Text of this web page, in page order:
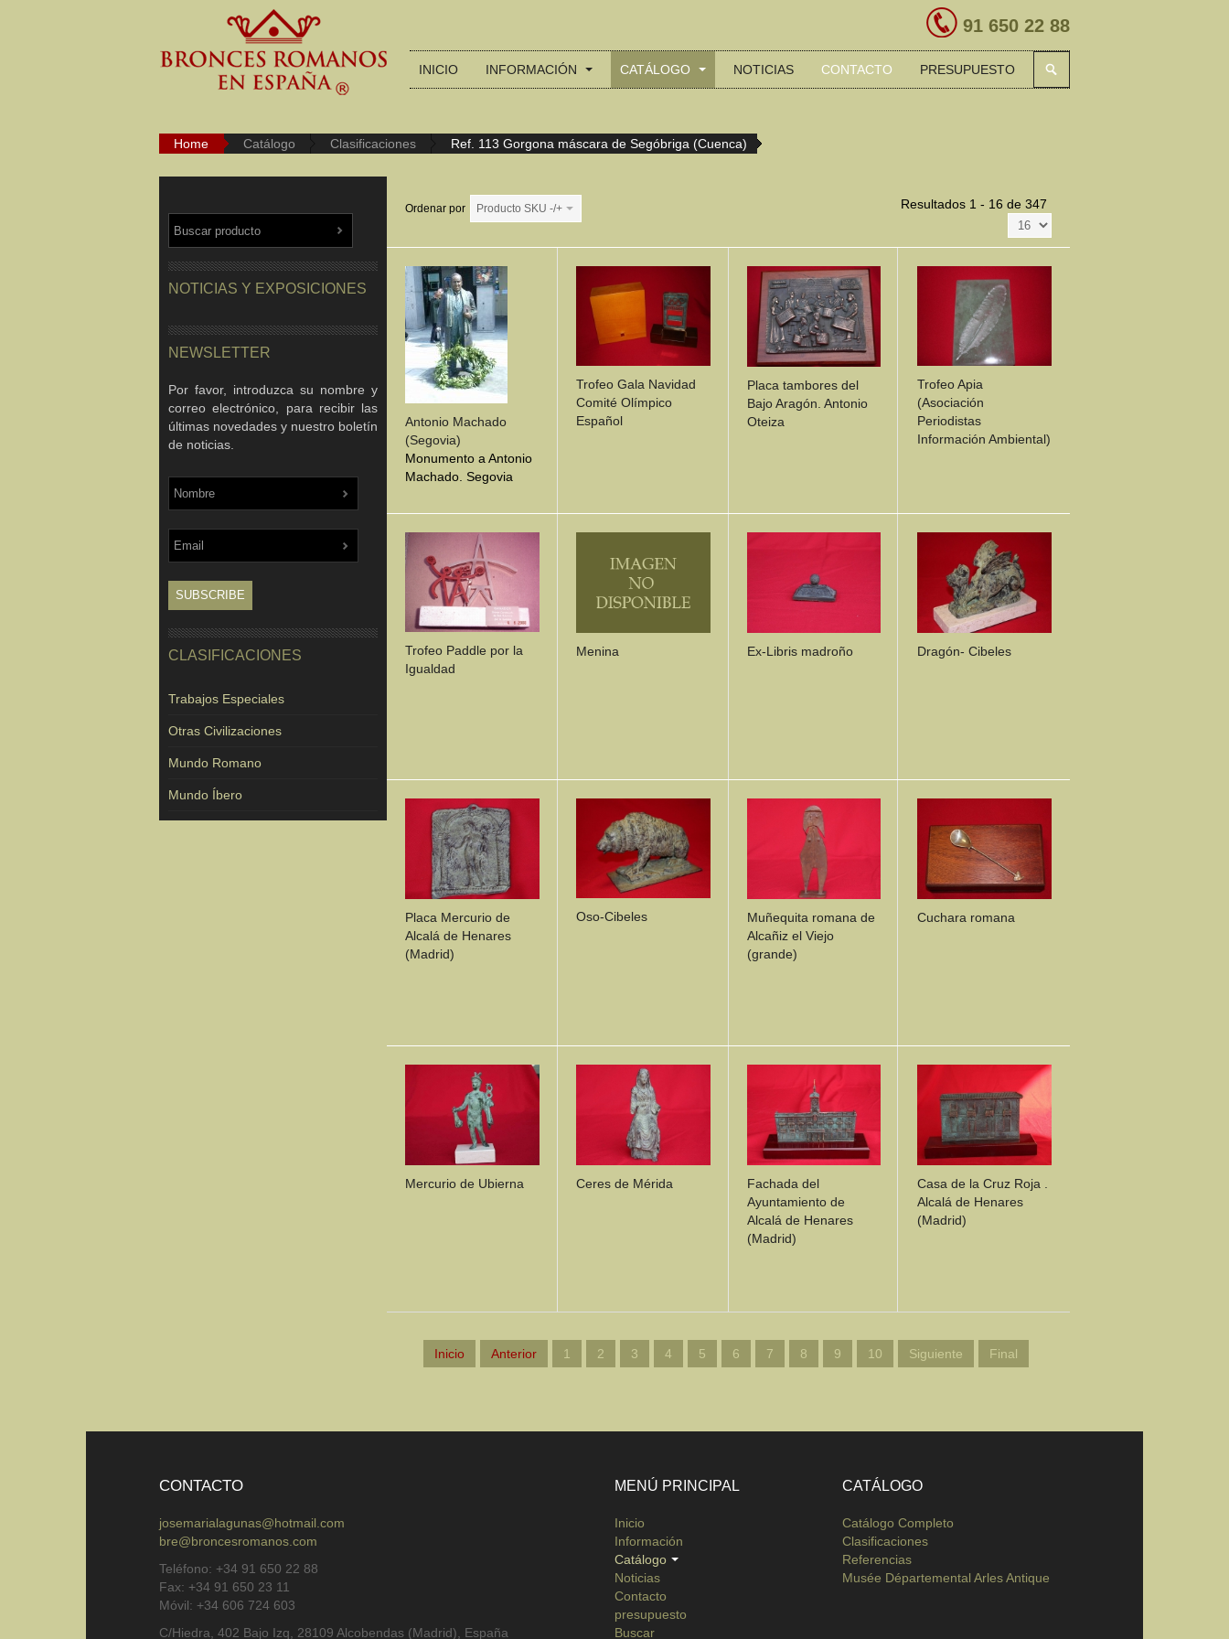
INICIO INFORMACIÓN CATÁLOGO NOTICIAS CONTACTO PRESUPUESTO
91 650 22 88
Home Catálogo Clasificaciones Ref. 113 Gorgona máscara de Segóbriga (Cuenca)
Ordenar por Producto SKU -/+ Resultados 1 - 16 de 347
Antonio Machado
(Segovia)
Monumento a Antonio
Machado. Segovia
DETAILS
Trofeo Gala Navidad
Comité Olímpico
Español
Placa tambores del
Bajo Aragón. Antonio
Oteiza
Trofeo Apia
(Asociación
Periodistas
Información Ambiental)
DETAILS
Trofeo Paddle por la
Igualdad
DETAILS
Menina
DETAILS
Ex-Libris madroño
DETAILS
Dragón- Cibeles
Placa Mercurio de
Alcalá de Henares
(Madrid)
DETAILS
Oso-Cibeles
DETAILS
Muñequita romana de
Alcañiz el Viejo
(grande)
DETAILS
Cuchara romana
Mercurio de Ubierna
DETAILS
Ceres de Mérida
DETAILS
Fachada del
Ayuntamiento de
Alcalá de Henares
(Madrid)
DETAILS
Casa de la Cruz Roja .
Alcalá de Henares
(Madrid)
DETAILS
Inicio Anterior 1 2 3 4 5 6 7 8 9 10 Siguiente Final
NOTICIAS Y EXPOSICIONES
NEWSLETTER
Por favor, introduzca su nombre y
correo electrónico, para recibir las
últimas novedades y nuestro boletín
de noticias.
CLASIFICACIONES
Trabajos Especiales
Otras Civilizaciones
Mundo Romano
Mundo Íbero
CONTACTO
josemarialagunas@hotmail.com
bre@broncesromanos.com
Teléfono: +34 91 650 22 88
Fax: +34 91 650 23 11
Móvil: +34 606 724 603
C/Hiedra, 402 Bajo Izq, 28109 Alcobendas (Madrid), España
MENÚ PRINCIPAL
Inicio
Información
Catálogo
Noticias
Contacto
presupuesto
Buscar
CATÁLOGO
Catálogo Completo
Clasificaciones
Referencias
Musée Départemental Arles Antique